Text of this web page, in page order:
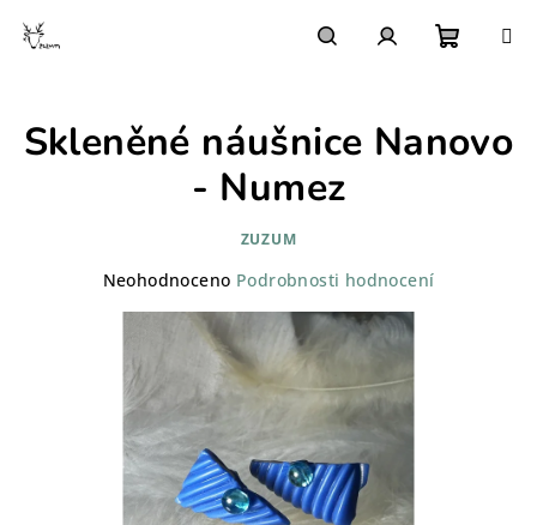
košík
Skleněné náušnice Nanovo
- Numez
ZUZUM
Průměrné
hvězdiček.
Neohodnoceno Podrobnosti hodnocení